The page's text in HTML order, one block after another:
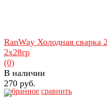
избранное сравнить
RanWay Холодная сварка
2х28гр
(0)
В наличии
270 руб.